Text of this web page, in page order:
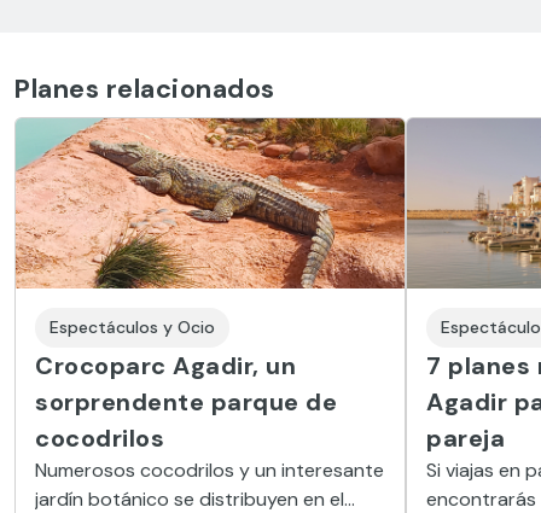
Planes relacionados
Espectáculos y Ocio
Crocoparc Agadir, un
sorprendente parque de
cocodrilos
Numerosos cocodrilos y un interesante
jardín botánico se distribuyen en el
7 planes
Agadir
pareja
Si viajas en
encontrarás